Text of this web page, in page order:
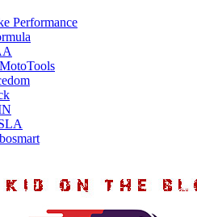
Performance